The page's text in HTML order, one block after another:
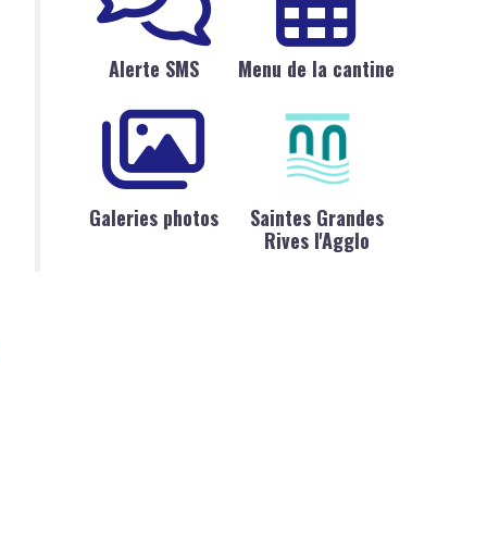
Alerte SMS Menu de la cantine
Galeries photos
Saintes Grandes
Rives l'Agglo